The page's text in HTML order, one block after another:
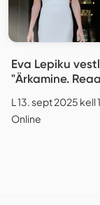
Eva Lepiku
"Ärkamine.
L 13. sept 2025 kell
Online